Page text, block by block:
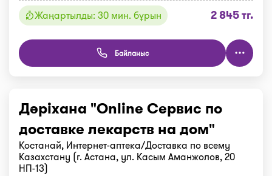
Жаңартылды: 30 мин. бұрын 2 845 тг.
Байланыс
Дәріхана "Online Сервис по
доставке лекарств на дом"
Қостанай, Интернет-аптека/Доставка по всему
Казахстану (г. Астана, ул. Касым Аманжолов, 20
НП-13)